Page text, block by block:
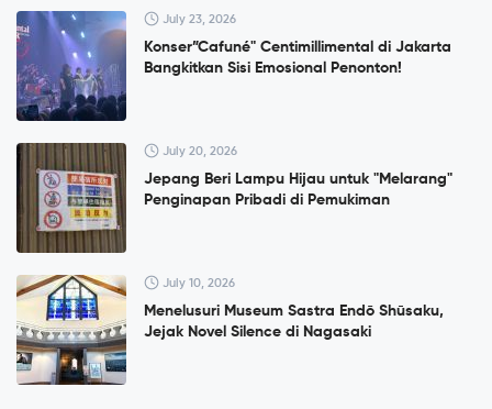
July 23, 2026
Konser”Cafuné" Centimillimental di Jakarta
Bangkitkan Sisi Emosional Penonton!
July 20, 2026
Jepang Beri Lampu Hijau untuk "Melarang"
Penginapan Pribadi di Pemukiman
July 10, 2026
Menelusuri Museum Sastra Endō Shūsaku,
Jejak Novel Silence di Nagasaki